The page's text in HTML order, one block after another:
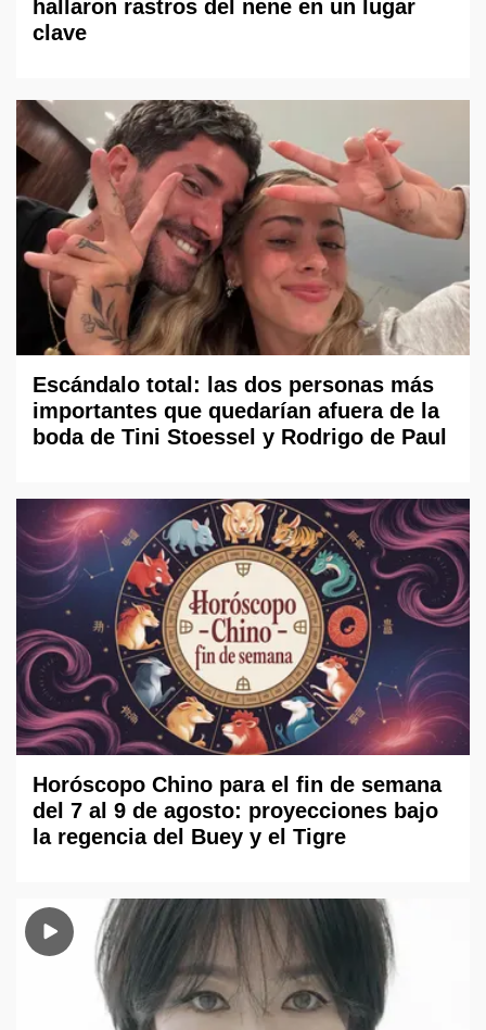
hallaron rastros del nene en un lugar
clave
Escándalo total: las dos personas más
importantes que quedarían afuera de la
boda de Tini Stoessel y Rodrigo de Paul
Horóscopo Chino para el fin de semana
del 7 al 9 de agosto: proyecciones bajo
la regencia del Buey y el Tigre